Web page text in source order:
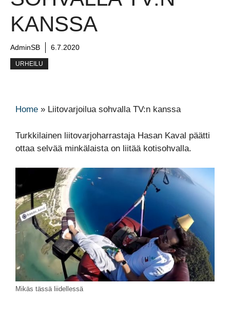
KANSSA
AdminSB 6.7.2020
URHEILU
Home » Liitovarjoilua sohvalla TV:n kanssa
Turkkilainen liitovarjoharrastaja Hasan Kaval päätti
ottaa selvää minkälaista on liitää kotisohvalla.
Mikäs tässä liidellessä